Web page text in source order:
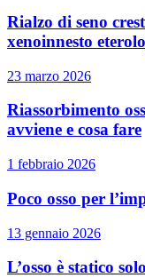
Rialzo di seno
xenoinnesto
23 marzo 2026
Riassorbimento
avviene e cosa fare
1 febbraio 2026
Poco osso per
13 gennaio 2026
L’osso è statico